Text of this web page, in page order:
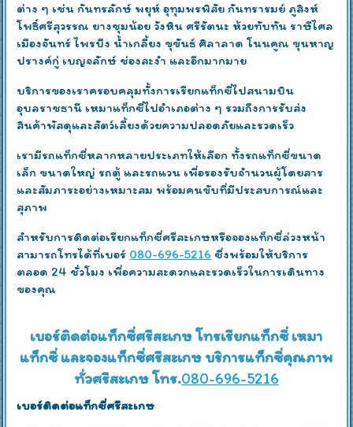
ต่าง ๆ เช่น กันทรลักษ์ พยุห์ อุทุมพรพิสัย กันทรารมย์ ภูสิงห์
โพธิ์ศรีสุวรรณ ยางชุมน้อย วังหิน ศรีรัตนะ ห้วยทับทัน ราษีไศล
เมืองจันทร์ ไพรบึง น้ำเกลี้ยง ขุขันธ์ ศิลาลาด โนนคูณ ขุนหาญ
ปรางค์กู่ เบญจลักษ์ ช่องสะงำ และอีกมากมาย
บริการของเราครอบคลุมทั้งการเรียกแท็กซี่ไปสนามบิน
อุบลราชธานี เหมาแท็กซี่ไปอำเภอต่าง ๆ รวมถึงการรับส่ง
สินค้าพัสดุและสัตว์เลี้ยงด้วยความปลอดภัยและรวดเร็ว
เรามีรถแท็กซี่หลากหลายประเภทให้เลือก ทั้งรถแท็กซี่ขนาด
เล็ก ขนาดใหญ่ รถตู้ และรถแวน เพื่อรองรับจำนวนผู้โดยสาร
และสัมภาระอย่างเหมาะสม พร้อมคนขับที่มีประสบการณ์และ
สุภาพ
สำหรับการติดต่อเรียกแท็กซี่ศรีสะเกษหรือจองแท็กซี่ล่วงหน้า
สามารถโทรได้ที่เบอร์ 080-696-5216 ซึ่งพร้อมให้บริการ
ตลอด 24 ชั่วโมง เพื่อความสะดวกและรวดเร็วในการเดินทาง
ของคุณ
เบอร์ติดต่อแท็กซี่ศรีสะเกษ โทรเรียกแท็กซี่ เหมา
แท็กซี่ และจองแท็กซี่ศรีสะเกษ บริการแท็กซี่คุณภาพ
ทั่วศรีสะเกษ โทร.080-696-5216
เบอร์ติดต่อแท็กซี่ศรีสะเกษ